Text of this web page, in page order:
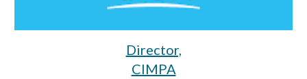
Director,
CIMPA